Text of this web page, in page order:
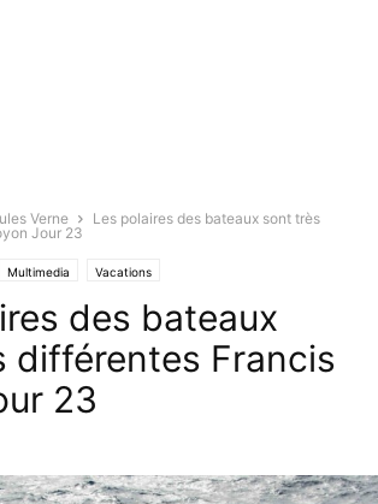
Verne
Les polaires des bateaux sont très
Jour 23
Multimedia Vacations
des bateaux
différentes Francis
23